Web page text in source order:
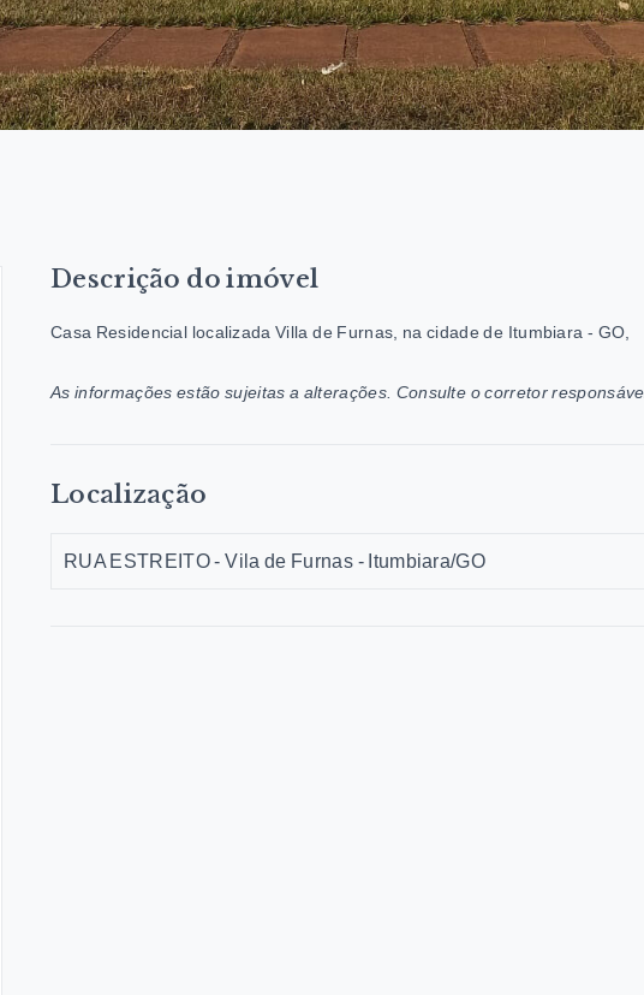
Descrição do imóvel
Casa Residencial localizada Villa de Furnas, na cidade de Itumbiara - GO,
As informações estão sujeitas a alterações. Consulte o corretor
Localização
RUA ESTREITO - Vila de Furnas - Itumbiara/GO